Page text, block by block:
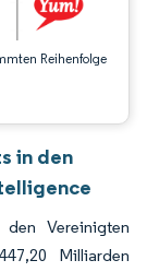
Reihenfolge
in den
Vereinigten
Milliarden